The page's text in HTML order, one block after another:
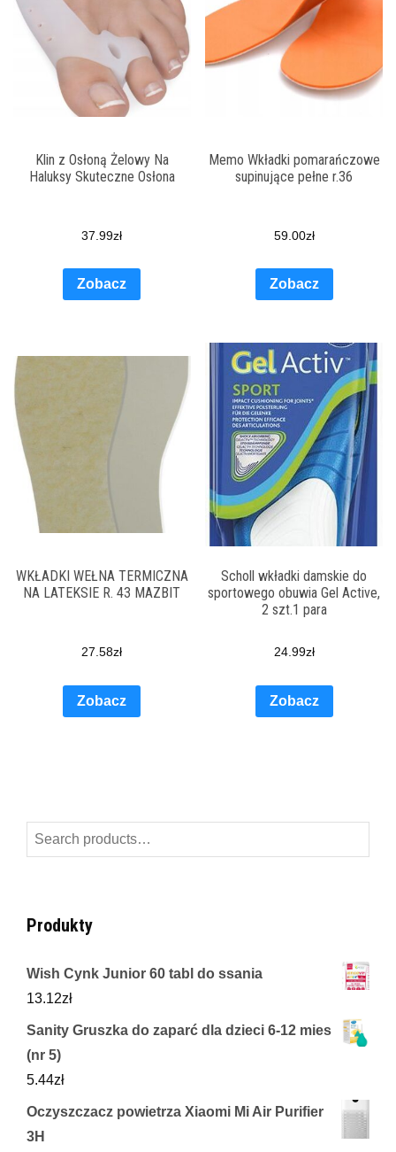
Klin z Osłoną Żelowy Na
Haluksy Skuteczne Osłona
37.99zł
Zobacz
Memo Wkładki pomarańczowe
supinujące pełne r.36
59.00zł
Zobacz
WKŁADKI WEŁNA TERMICZNA
NA LATEKSIE R. 43 MAZBIT
27.58zł
Zobacz
Scholl wkładki damskie do
sportowego obuwia Gel Active,
2 szt.1 para
24.99zł
Zobacz
Search
for:
Produkty
Wish Cynk Junior 60 tabl do ssania
13.12zł
Sanity Gruszka do zaparć dla dzieci 6-12 mies
(nr 5)
5.44zł
Oczyszczacz powietrza Xiaomi Mi Air Purifier
3H